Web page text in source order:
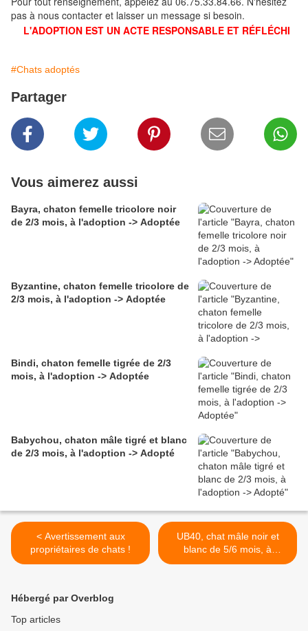
pas à nous contacter et laisser un message si besoin.
L'ADOPTION EST UN ACTE RESPONSABLE ET RÉFLÉCHI
#Chats adoptés
Partager
Vous aimerez aussi
Bayra, chaton femelle tricolore noir
de 2/3 mois, à l'adoption -> Adoptée
Byzantine, chaton femelle tricolore de
2/3 mois, à l'adoption -> Adoptée
Bindi, chaton femelle tigrée de 2/3
mois, à l'adoption -> Adoptée
Babychou, chaton mâle tigré et blanc
de 2/3 mois, à l'adoption -> Adopté
< Avertissement aux
propriétaires de chats !
UB40, chat mâle noir et
blanc de 5/6 mois, à
l'adoption -> adopté >
Hébergé par Overblog
Top articles